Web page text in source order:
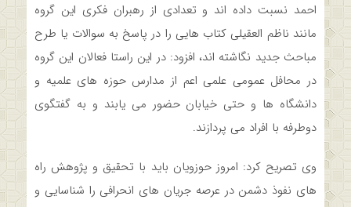
احمد نسبت داده اند و تعدادی از رهبران فکری این گروه
مانند ناظم العقیلی کتاب هایی را در پاسخ به سوالات یا طرح
مباحث جدید نگاشته اند، افزود: در این راستا فعالان این گروه
در محافل عمومی علمی اعم از مدارس حوزه های علمیه و
دانشگاه ها و حتی خیابان حضور می یابند و به گفتگوی
دوطرفه با افراد می پردازند.
وی تصریح کرد: امروز حوزویان باید با تحقیق و پژوهش راه
های نفوذ دشمن در عرصه جریان های انحرافی را شناسایی و